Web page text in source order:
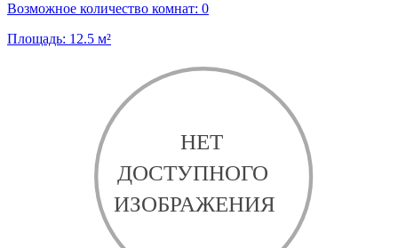
Возможное количество комнат: 0
Площадь: 12.5 м²